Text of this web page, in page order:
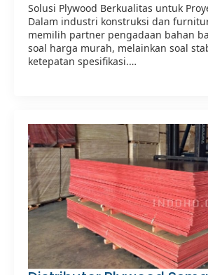
Solusi Plywood Berkualitas untuk
Dalam industri konstruksi dan
memilih partner pengadaan bahan
soal harga murah, melainkan soal
ketepatan spesifikasi.…